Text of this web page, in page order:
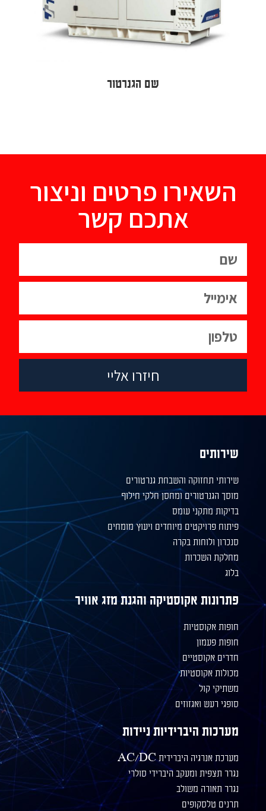
שם הגנרטור
השאירו פרטים וניצור
אתכם קשר
חיזרו אליי
שירותים
שירותי תחזוקה והשבחת גנרטורים
מוסך הגנרטורים ומחסן חלקי חילוף
בדיקות מתקני עומס
פיתוח פרויקטים מיוחדים ויעוץ מומחים
סנכרון ולוחות בקרה
מחלקת השכרות
בלוג
פתרונות אקוסטיקה והגנת מזג אוויר
חופות אקוסטיות
חופות פעמון
חדרים אקוסטיים
מכולות אקוסטיות
משתיקי קול
סופגי רעש ואגזוזים
מערכות היברידיות ניידות
מערכת אנרגיה היברידית AC/DC
נגרר תצפית ומעקב היברידי סולרי
נגרר תאורה משולב
תרנים טלסקופים